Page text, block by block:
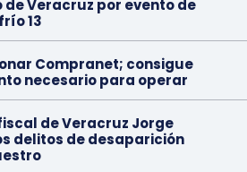
Veracruz por evento de
13
Compranet; consigue
necesario para operar
de Veracruz Jorge
delitos de desaparición